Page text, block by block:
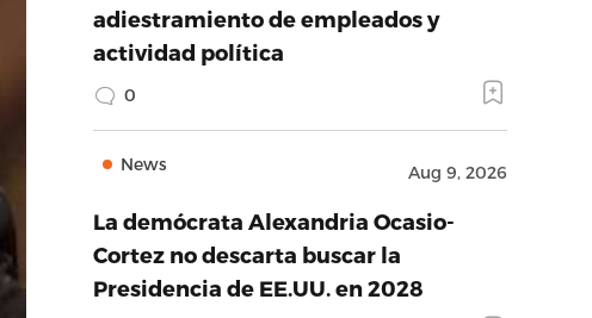
adiestramiento de empleados y
actividad política
0
News Aug 9, 2026
La demócrata Alexandria Ocasio-
Cortez no descarta buscar la
Presidencia de EE.UU. en 2028